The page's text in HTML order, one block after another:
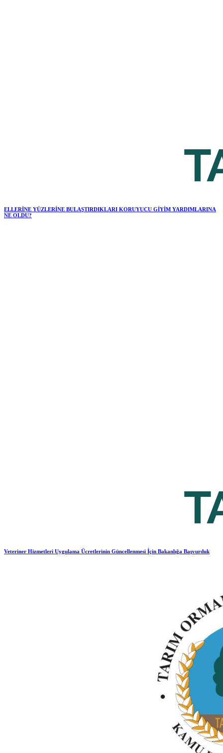
ELLERİNE YÜZLERİNE BULAŞTIRDIKLARI KORUYUCU GİYİM YARDIMLARINA
NE OLDU?
Veteriner Hizmetleri Uygulama Ücretlerinin Güncellenmesi İçin Bakanlığa Başvurduk